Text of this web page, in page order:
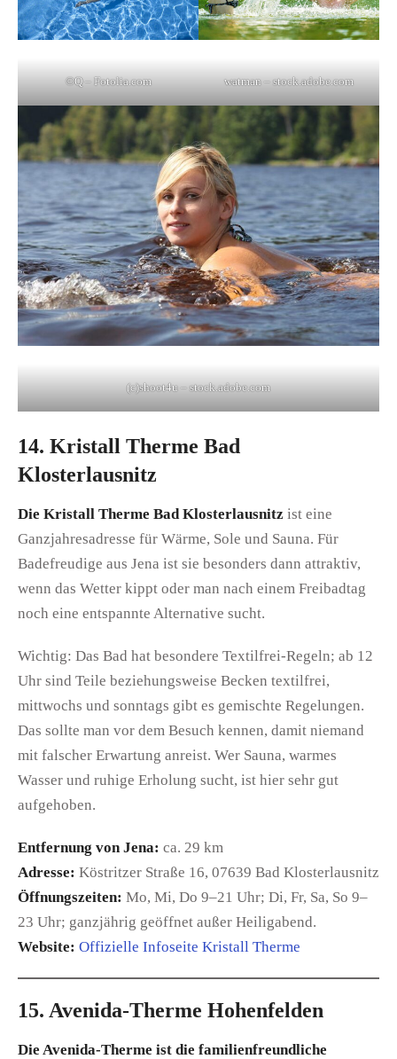
©Q – Fotolia.com watman – stock.adobe.com
(c)shoot4u – stock.adobe.com
14. Kristall Therme Bad
Klosterlausnitz
Die Kristall Therme Bad Klosterlausnitz ist eine
Ganzjahresadresse für Wärme, Sole und Sauna. Für
Badefreudige aus Jena ist sie besonders dann attraktiv,
wenn das Wetter kippt oder man nach einem Freibadtag
noch eine entspannte Alternative sucht.
Wichtig: Das Bad hat besondere Textilfrei-Regeln; ab 12
Uhr sind Teile beziehungsweise Becken textilfrei,
mittwochs und sonntags gibt es gemischte Regelungen.
Das sollte man vor dem Besuch kennen, damit niemand
mit falscher Erwartung anreist. Wer Sauna, warmes
Wasser und ruhige Erholung sucht, ist hier sehr gut
aufgehoben.
Entfernung von Jena: ca. 29 km
Adresse: Köstritzer Straße 16, 07639 Bad Klosterlausnitz
Öffnungszeiten: Mo, Mi, Do 9–21 Uhr; Di, Fr, Sa, So 9–
23 Uhr; ganzjährig geöffnet außer Heiligabend.
Website: Offizielle Infoseite Kristall Therme
15. Avenida-Therme Hohenfelden
Die Avenida-Therme ist die familienfreundliche